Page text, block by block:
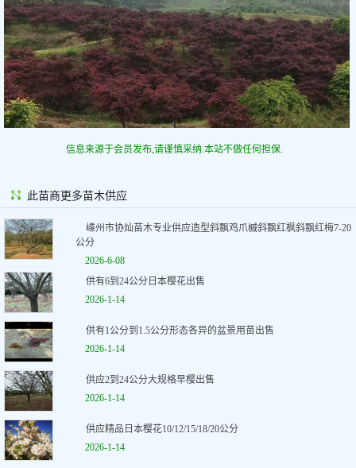
信息来源于会员发布,请谨慎采纳.本站不做任何担保.
此苗商更多苗木供应
嵊州市协灿苗木专业供应造型斜飘鸡爪槭斜飘红枫斜飘红梅7-20
公分
2026-6-08
供有6到24公分日本樱花出售
2026-1-14
供有1公分到1.5公分形态各异的盆景用苗出售
2026-1-14
供应2到24公分大规格早樱出售
2026-1-14
供应精品日本樱花10/12/15/18/20公分
2026-1-14